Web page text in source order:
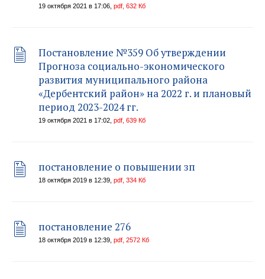
19 октября 2021 в 17:06, pdf, 632 Кб
Постановление №359 Об утверждении
Прогноза социально-экономического
развития муниципального района
«Дербентский район» на 2022 г. и плановый
период 2023-2024 гг.
19 октября 2021 в 17:02, pdf, 639 Кб
постановление о повышении зп
18 октября 2019 в 12:39, pdf, 334 Кб
постановление 276
18 октября 2019 в 12:39, pdf, 2572 Кб